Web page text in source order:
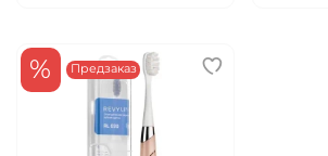
% Предзаказ